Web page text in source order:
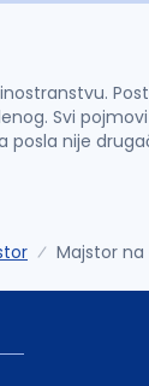
Svi
posla nije
Majstor na